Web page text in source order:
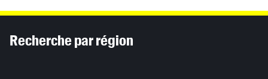
Recherche par région